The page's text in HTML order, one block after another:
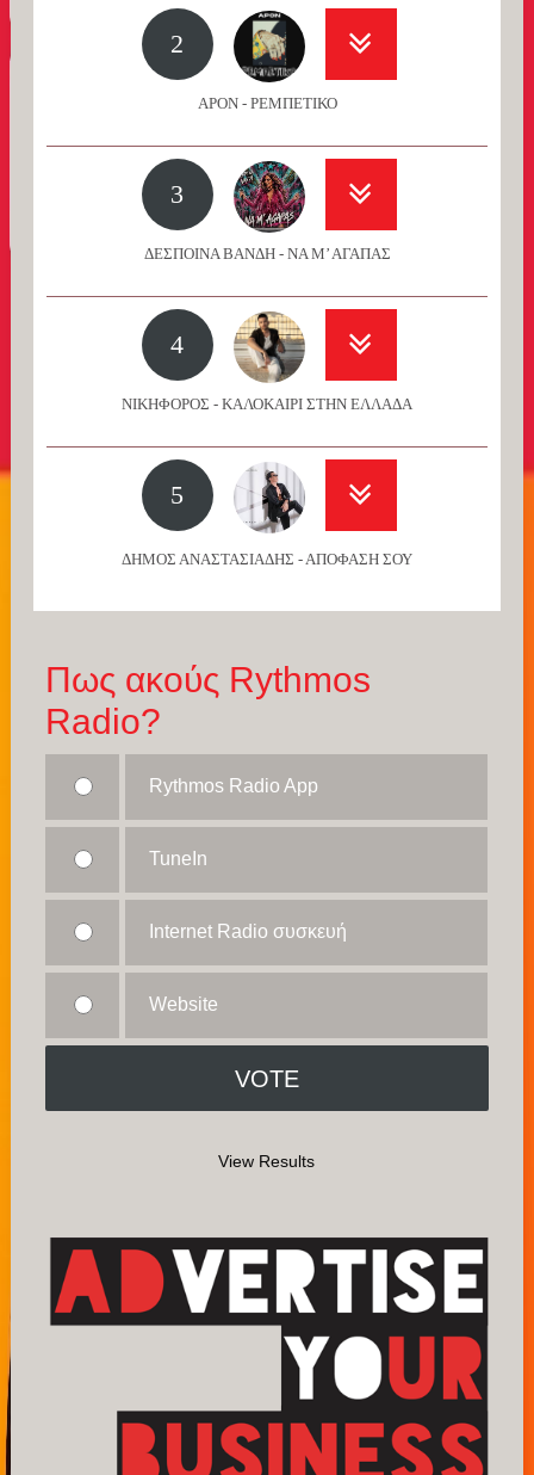
2
APON - ΡΕΜΠΕΤΙΚΟ
3
ΔΕΣΠΟΙΝΑ ΒΑΝΔΗ - ΝΑ Μ’ ΑΓΑΠΑΣ
4
ΝΙΚΗΦΟΡΟΣ - ΚΑΛΟΚΑΙΡΙ ΣΤΗΝ ΕΛΛΑΔΑ
5
ΔΗΜΟΣ ΑΝΑΣΤΑΣΙΑΔΗΣ - ΑΠΟΦΑΣΗ ΣΟΥ
Πως ακούς Rythmos
Radio?
Rythmos Radio App
TuneIn
Internet Radio συσκευή
Website
View Results